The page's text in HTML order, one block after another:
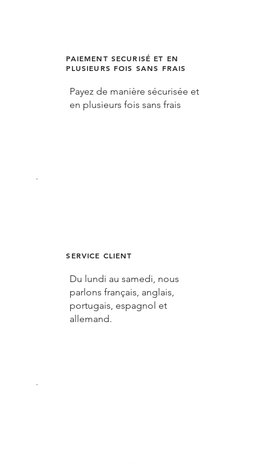
PAIEMENT SECURISÉ ET EN
PLUSIEURS FOIS SANS FRAIS
Payez de manière sécurisée et
en plusieurs fois sans frais
SERVICE CLIENT
Du lundi au samedi, nous
parlons français, anglais,
portugais, espagnol et
allemand.